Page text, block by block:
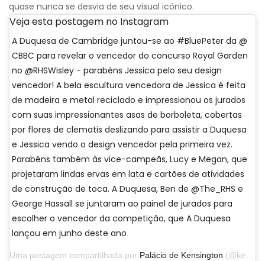
quase nunca se desvia de seu visual icônico.
Veja esta postagem no Instagram
A Duquesa de Cambridge juntou-se ao #BluePeter da @
CBBC para revelar o vencedor do concurso Royal Garden
no @RHSWisley - parabéns Jessica pelo seu design
vencedor! A bela escultura vencedora de Jessica é feita
de madeira e metal reciclado e impressionou os jurados
com suas impressionantes asas de borboleta, cobertas
por flores de clematis deslizando para assistir a Duquesa
e Jessica vendo o design vencedor pela primeira vez.
Parabéns também às vice-campeãs, Lucy e Megan, que
projetaram lindas ervas em lata e cartões de atividades
de construção de toca. A Duquesa, Ben de @The_RHS e
George Hassall se juntaram ao painel de jurados para
escolher o vencedor da competição, que A Duquesa
lançou em junho deste ano
Uma postagem compartilhada por Palácio de Kensington (@kensingtonroyal) em 19 de setembro de 2019 às 10:18 PDT